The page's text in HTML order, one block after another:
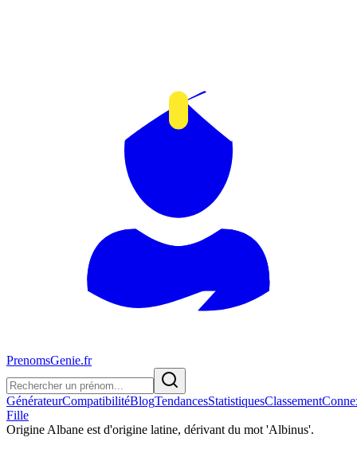
PrenomsGenie.fr
GénérateurCompatibilitéBlogTendancesStatistiquesClassement
Fille
Origine Albane est d'origine latine, dérivant du mot 'Albinus'.